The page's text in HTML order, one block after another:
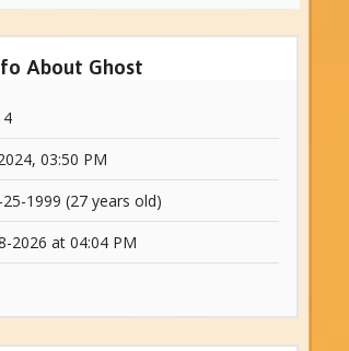
About Ghost
03:50 PM
1999 (27 years old)
2026 at 04:04 PM